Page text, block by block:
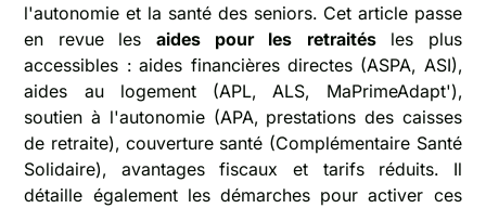
l'autonomie et la santé des seniors. Cet article passe
en revue les aides pour les retraitésles plus
accessibles : aides financières directes (ASPA, ASI),
aides au logement (APL, ALS, MaPrimeAdapt'),
soutien à l'autonomie (APA, prestations des caisses
de retraite), couverture santé (Complémentaire Santé
Solidaire), avantages fiscaux et tarifs réduits. Il
détaille également les démarches pour activer ces